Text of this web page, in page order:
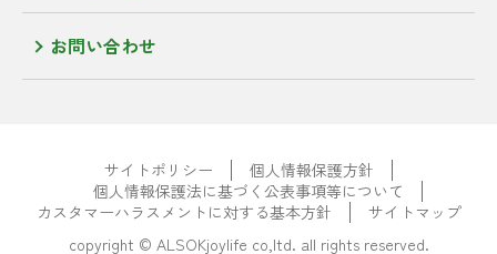
お問い合わせ
サイトポリシー
個人情報保護方針
個人情報保護法に基づく公表事項等について
カスタマーハラスメントに対する基本方針
サイトマップ
copyright © ALSOKjoylife co,ltd. all rights reserved.